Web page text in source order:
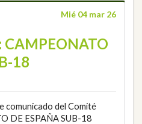
Mié 04 mar 26
18
comunicado del Comité
DE ESPAÑA SUB-18